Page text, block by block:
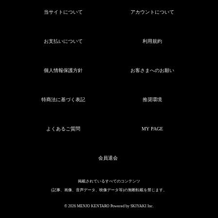
当サイトについて アカウントについて
お支払いについて 利用規約
個人情報保護方針 お客さまへのお願い
特商法に基づく表記 推奨環境
よくあるご質問 MY PAGE
会員退会
掲載されているすべてのコンテンツ
(記事、画像、音声データ、映像データ等)の無断転載を禁じます。
© 2026 MENJO KENTARO Powered by SKIYAKI Inc.